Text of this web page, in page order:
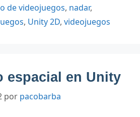
de videojuegos, nadar,
, Unity 2D, videojuegos
espacial en Unity
por pacobarba